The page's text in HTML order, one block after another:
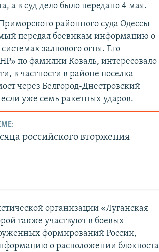
а в суд дело было передано 4 мая.
районного суда Одессы
передал боевикам информацию о
залпового огня. Его
по фамилии Коваль, интересовало
в частности в районе поселка
через Белгород-Днестровский
уже семь ракетных ударов.
российского вторжения
организации «Луганская
также участвуют в боевых
формирований России,
о расположении блокпоста